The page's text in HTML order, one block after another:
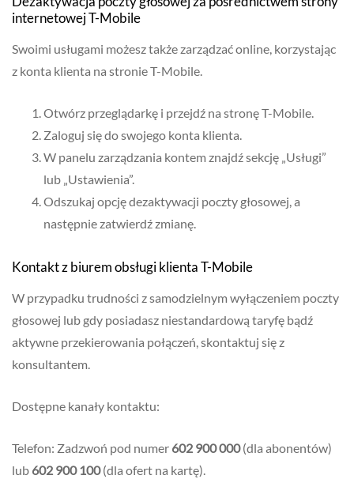
internetowej T-Mobile
Swoimi usługami możesz także zarządzać online, korzystając
z konta klienta na stronie T-Mobile.
Otwórz przeglądarkę i przejdź na stronę T-Mobile.
Zaloguj się do swojego konta klienta.
W panelu zarządzania kontem znajdź sekcję „Usługi”
lub „Ustawienia”.
Odszukaj opcję dezaktywacji poczty głosowej, a
następnie zatwierdź zmianę.
Kontakt z biurem obsługi klienta T-Mobile
W przypadku trudności z samodzielnym wyłączeniem poczty
głosowej lub gdy posiadasz niestandardową taryfę bądź
aktywne przekierowania połączeń, skontaktuj się z
konsultantem.
Dostępne kanały kontaktu:
Telefon: Zadzwoń pod numer 602 900 000(dla abonentów)
lub 602 900 100(dla ofert na kartę).